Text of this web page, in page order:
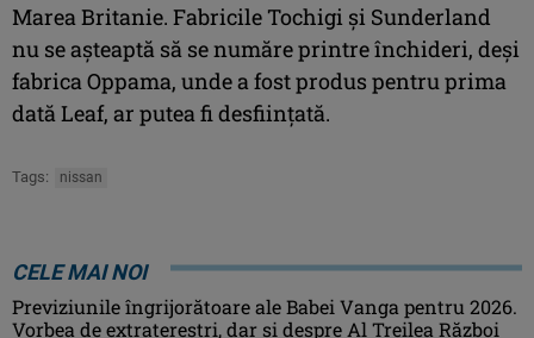
Marea Britanie. Fabricile Tochigi și Sunderland
nu se așteaptă să se număre printre închideri, deși
fabrica Oppama, unde a fost produs pentru prima
dată Leaf, ar putea fi desființată.
Tags: nissan
CELE MAI NOI
Previziunile îngrijorătoare ale Babei Vanga pentru 2026.
Vorbea de extratereștri, dar și despre Al Treilea Război